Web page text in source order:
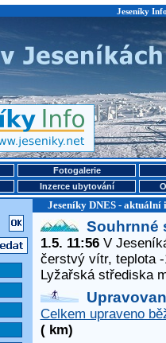
Jeseníky
Fotogalerie
Inzerce ubytování
Jeseníky DNES - aktuální
Souhrnné
1.5. 11:56V
čerstvý vítr, teplota
Lyžařská střediska
Celkem upraveno
( km)